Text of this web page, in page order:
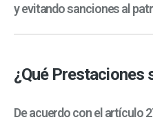
y evitando sanciones al
¿Qué Prestaciones
De acuerdo con el artículo